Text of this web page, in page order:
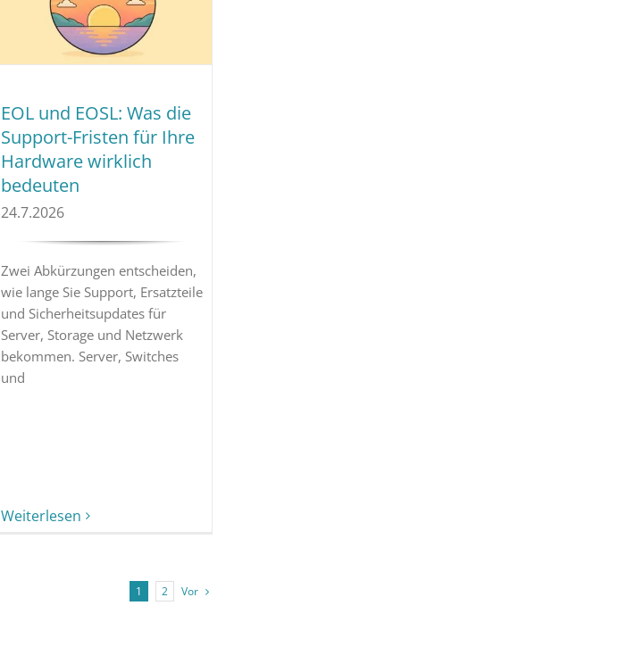
EOL und EOSL: Was die
Support-Fristen für Ihre
Hardware wirklich
bedeuten
24.7.2026
Zwei Abkürzungen entscheiden,
wie lange Sie Support, Ersatzteile
und Sicherheitsupdates für
Server, Storage und Netzwerk
bekommen. Server, Switches
und
Weiterlesen
1 2 Vor